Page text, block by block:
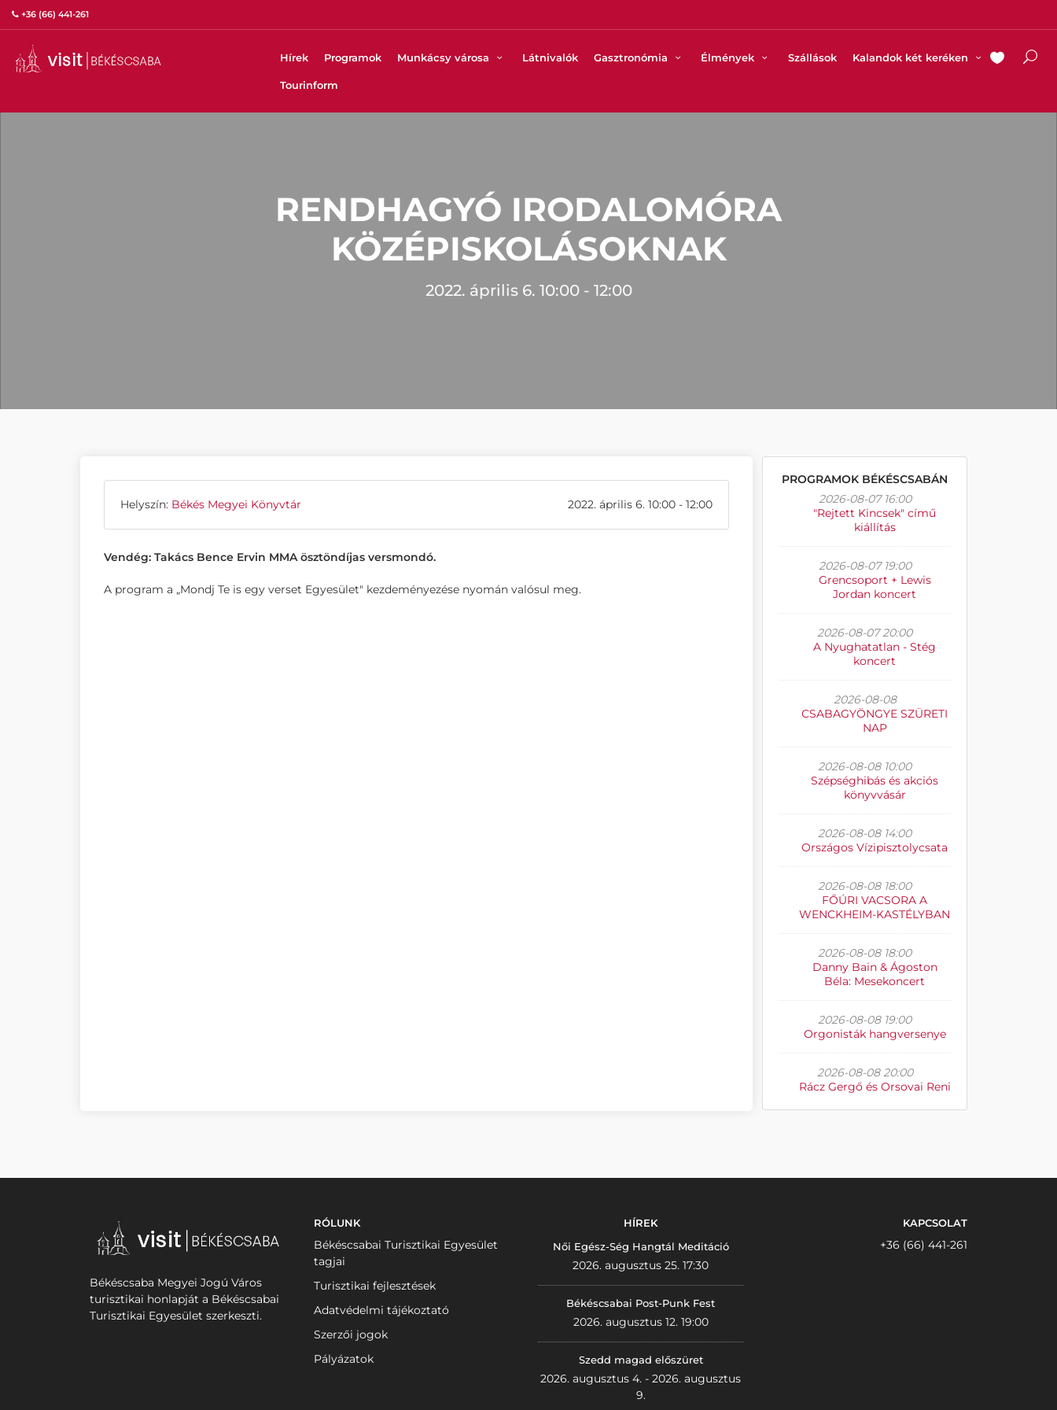
+36 (66) 441-261
Hírek Programok Munkácsy városa Látnivalók Gasztronómia Élmények Szállások Kalandok két keréken
Tourinform
RENDHAGYÓ IRODALOMÓRA
KÖZÉPISKOLÁSOKNAK
2022. április 6. 10:00 - 12:00
Helyszín: Békés Megyei Könyvtár 2022. április 6. 10:00 - 12:00
Vendég: Takács Bence Ervin MMA ösztöndíjas versmondó.
A program a „Mondj Te is egy verset Egyesület" kezdeményezése nyomán valósul meg.
PROGRAMOK BÉKÉSCSABÁN
2026-08-07 16:00
"Rejtett Kincsek" című
kiállítás
2026-08-07 19:00
Grencsoport + Lewis
Jordan koncert
2026-08-07 20:00
A Nyughatatlan - Stég
koncert
2026-08-08
CSABAGYÖNGYE SZÜRETI
NAP
2026-08-08 10:00
Szépséghibás és akciós
könyvvásár
2026-08-08 14:00
Országos Vízipisztolycsata
2026-08-08 18:00
FŐÚRI VACSORA A
WENCKHEIM-KASTÉLYBAN
2026-08-08 18:00
Danny Bain & Ágoston
Béla: Mesekoncert
2026-08-08 19:00
Orgonisták hangversenye
2026-08-08 20:00
Rácz Gergő és Orsovai Reni
Békéscsaba Megyei Jogú Város
turisztikai honlapját a Békéscsabai
Turisztikai Egyesület szerkeszti.
RÓLUNK
Békéscsabai Turisztikai Egyesület
tagjai
Turisztikai fejlesztések
Adatvédelmi tájékoztató
Szerzői jogok
Pályázatok
HÍREK
Női Egész-Ség Hangtál Meditáció
2026. augusztus 25. 17:30
Békéscsabai Post-Punk Fest
2026. augusztus 12. 19:00
Szedd magad előszüret
2026. augusztus 4. - 2026. augusztus
9.
KAPCSOLAT
+36 (66) 441-261